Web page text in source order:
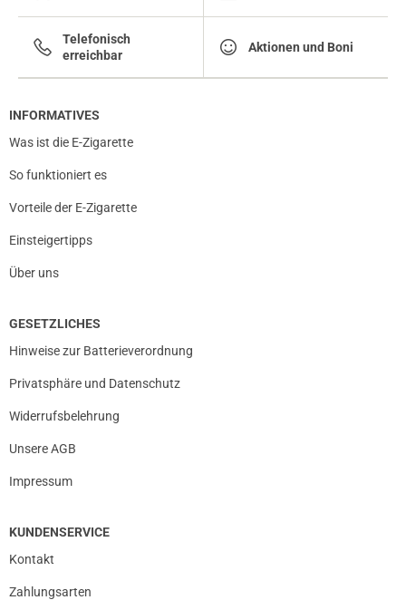
Telefonisch
erreichbar
Aktionen und Boni
INFORMATIVES
Was ist die E-Zigarette
So funktioniert es
Vorteile der E-Zigarette
Einsteigertipps
Über uns
GESETZLICHES
Hinweise zur Batterieverordnung
Privatsphäre und Datenschutz
Widerrufsbelehrung
Unsere AGB
Impressum
KUNDENSERVICE
Kontakt
Zahlungsarten